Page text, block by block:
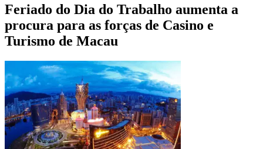
Feriado do Dia do Trabalho aumenta a
procura para as forças de Casino e
Turismo de Macau